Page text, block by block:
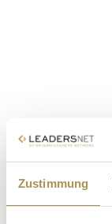
Zustimmung